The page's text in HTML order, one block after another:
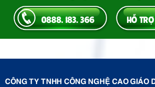
0888. 183. 366 HỖ
CÔNG TY TNHH CÔNG NGHỆ CAO GIÁO